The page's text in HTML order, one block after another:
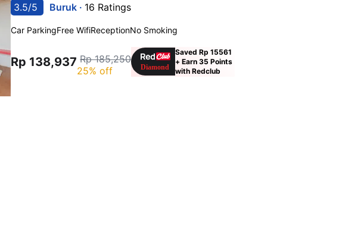
3.5/5 Buruk · 16 Ratings
Car ParkingFree WifiReceptionNo Smoking
Rp 138,937 Rp 185,250
25% off
Saved Rp 15561
+ Earn 35 Points
with Redclub